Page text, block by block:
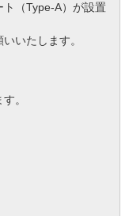
（Type-A）が設置
いたします。
。